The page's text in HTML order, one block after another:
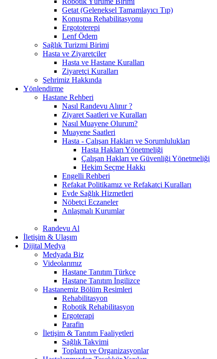
Getat (Geleneksel Tamamlayıcı Tıp)
Konuşma Rehabilitasyonu
Ergototerepi
Lenf Ödem
Sağlık Turizmi Birimi
Hasta ve Ziyaretçiler
Hasta ve Hastane Kuralları
Ziyaretçi Kuralları
Şehrimiz Hakkında
Yönlendirme
Hastane Rehberi
Nasıl Randevu Alınır ?
Ziyaret Saatleri ve Kuralları
Nasıl Muayene Olurum?
Muayene Saatleri
Hasta - Çalışan Hakları ve Sorumlulukları
Hasta Hakları Yönetmeliği
Çalışan Hakları ve Güvenliği Yönetmeliği
Hekim Seçme Hakkı
Engelli Rehberi
Refakat Politikamız ve Refakatçi Kuralları
Evde Sağlık Hizmetleri
Nöbetçi Eczaneler
Anlaşmalı Kurumlar
Randevu Al
İletişim & Ulaşım
Dijital Medya
Medyada Biz
Videolarımız
Hastane Tanıtım Türkçe
Hastane Tanıtım İngilizce
Hastanemiz Bölüm Resimleri
Rehabilitasyon
Robotik Rehabilitasyon
Ergoterapi
Parafin
İletişim & Tanıtım Faaliyetleri
Sağlık Takvimi
Toplantı ve Organizasyonlar